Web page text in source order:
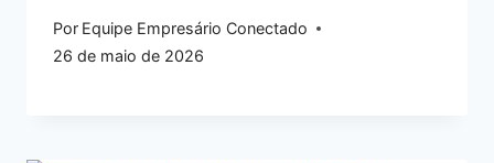
Por Equipe Empresário Conectado
26 de maio de 2026